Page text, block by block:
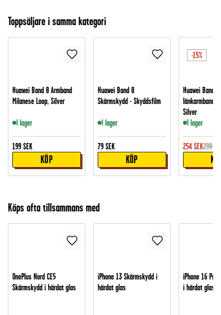
Toppsäljare i samma kategori
Huawei Band 8 Armband
Milanese Loop, Silver
I lager
199 SEK
KÖP
Huawei Band 8
Skärmskydd - Skyddsfilm
I lager
79 SEK
KÖP
-15%
Huawei Band
länkarmband i
Silver
I lager
254 SEK299
Köps ofta tillsammans med
OnePlus Nord CE5
Skärmskydd i härdat glas
iPhone 13 Skärmskydd i
härdat glas
iPhone 16 Pro
i härdat glas